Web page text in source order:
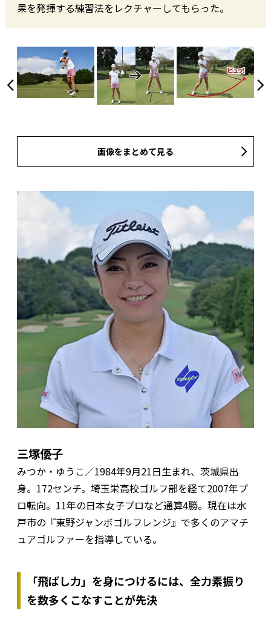
果を発揮する練習法をレクチャーしてもらった。
画像をまとめて見る
三塚優子
みつか・ゆうこ／1984年9月21日生まれ、茨城県出
身。172センチ。埼玉栄高校ゴルフ部を経て2007年プ
ロ転向。11年の日本女子プロなど通算4勝。現在は水
戸市の『東野ジャンボゴルフレンジ』で多くのアマチ
ュアゴルファーを指導している。
「飛ばし力」を身につけるには、全力素振り
を数多くこなすことが先決